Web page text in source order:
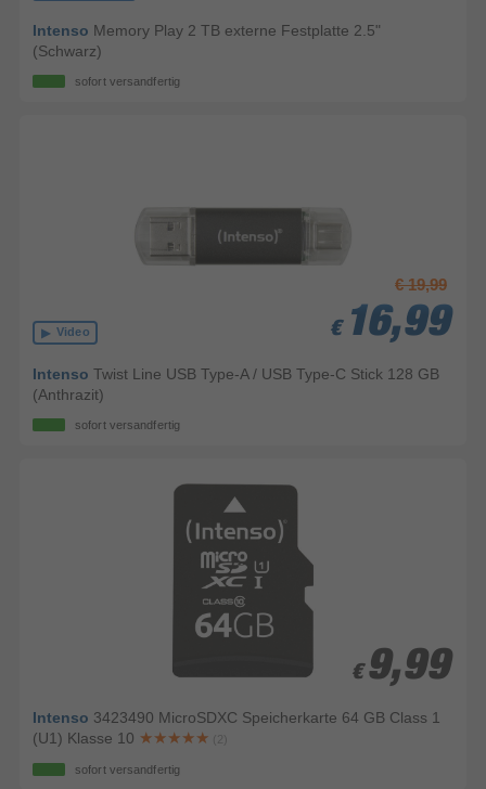
Intenso Memory Play 2 TB externe Festplatte 2.5"
(Schwarz)
sofort versandfertig
Video
€ 19,99
€ 16,99
€ 16,99
€ 16,99
Intenso Twist Line USB Type-A / USB Type-C Stick 128 GB
(Anthrazit)
sofort versandfertig
€ 9,99
€ 9,99
Intenso 3423490 MicroSDXC Speicherkarte 64 GB Class 1
(U1) Klasse 10
(2)
sofort versandfertig